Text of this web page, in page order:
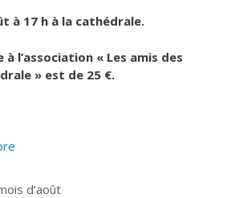
à 17 h à la cathédrale.
à l’association « Les amis des
» est de 25 €.
d’août